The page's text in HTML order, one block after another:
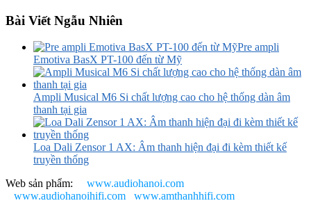
Bài Viết Ngẫu Nhiên
Pre ampli
Emotiva BasX PT-100 đến từ Mỹ
Ampli Musical M6 Si chất lượng cao cho hệ thống dàn âm
thanh tại gia
Loa Dali Zensor 1 AX: Âm thanh hiện đại đi kèm thiết kế
truyền thống
Web sản phẩm: www.audiohanoi.com
www.audiohanoihifi.com
www.amthanhhifi.com